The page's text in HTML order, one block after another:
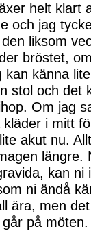
helt klart
och jag
liksom
bröstet,
kan känna
stol och det
Om jag
kläder i mitt
akut nu.
längre.
kan ni
ni ändå
ära, men
på möten.